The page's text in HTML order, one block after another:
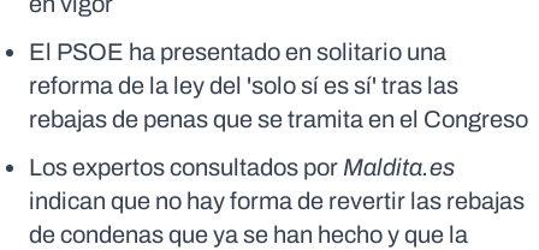
El PSOE ha presentado en solitario una
reforma de la ley del 'solo sí es sí' tras las
rebajas de penas que se tramita en el Congreso
Los expertos consultados por Maldita.es
indican que no hay forma de revertir las rebajas
de condenas que ya se han hecho y que la